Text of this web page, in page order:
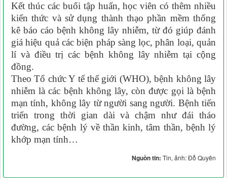
Kết thúc các buổi tập huấn, học viên có thêm nhiều
kiến thức và sử dụng thành thạo phần mềm thống
kê báo cáo bệnh không lây nhiễm, từ đó giúp đánh
giá hiệu quả các biện pháp sàng lọc, phân loại, quản
lí và điều trị các bệnh không lây nhiễm tại cộng
đồng.
Theo Tổ chức Y tế thế giới (WHO), bệnh không lây
nhiễm là các bệnh không lây, còn được gọi là bệnh
mạn tính, không lây từ người sang người. Bệnh tiến
triển trong thời gian dài và chậm như đái tháo
đường, các bệnh lý về thần kinh, tâm thần, bệnh lý
khớp mạn tính…
Nguồn tin: Tin, ảnh: Đỗ Quyên